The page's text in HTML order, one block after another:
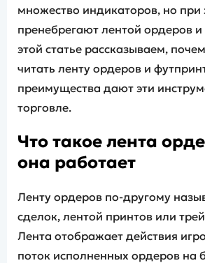
множество индикаторов, но при
пренебрегают лентой ордеров
этой статье рассказываем,
читать ленту ордеров и
преимущества дают эти
торговле.
Что такое лента
она работает
Ленту ордеров по-другому
сделок, лентой принтов или
Лента отображает действия
поток исполненных ордеров на